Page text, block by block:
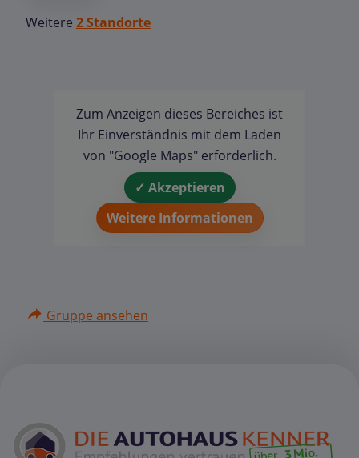
Weitere 2 Standorte
Zum Anzeigen dieses Bereiches ist
Ihr Einverständnis mit dem Laden
von "Google Maps" erforderlich.
✓ Akzeptieren
Weitere Informationen
Gruppe ansehen